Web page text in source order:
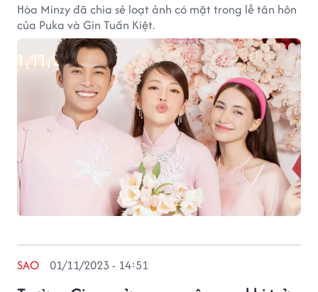
Hòa Minzy đã chia sẻ loạt ảnh có mặt trong lễ tân hôn
của Puka và Gin Tuấn Kiệt.
SAO 01/11/2023 - 14:51